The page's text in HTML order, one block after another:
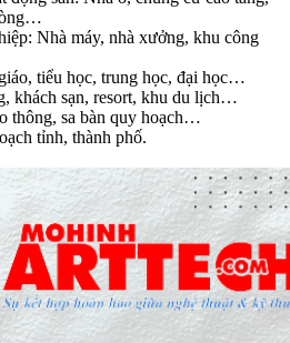
Nhà máy, nhà xưởng, khu công
tiểu học, trung học, đại học…
khách sạn, resort, khu du lịch…
thông, sa bàn quy hoạch…
tỉnh, thành phố.